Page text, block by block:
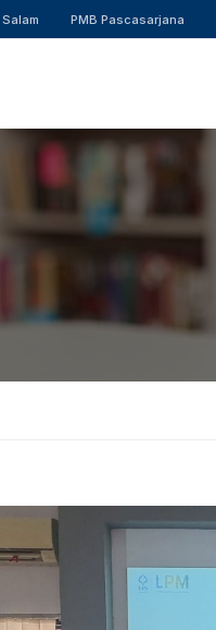
Salam PMB Pascasarjana